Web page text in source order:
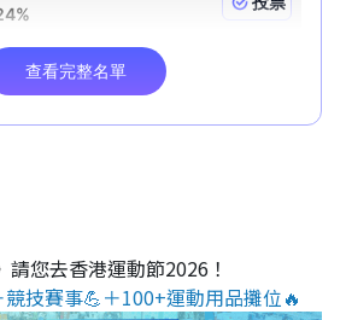
請您去香港運動節2026！
技賽事💪＋100+運動用品攤位🔥